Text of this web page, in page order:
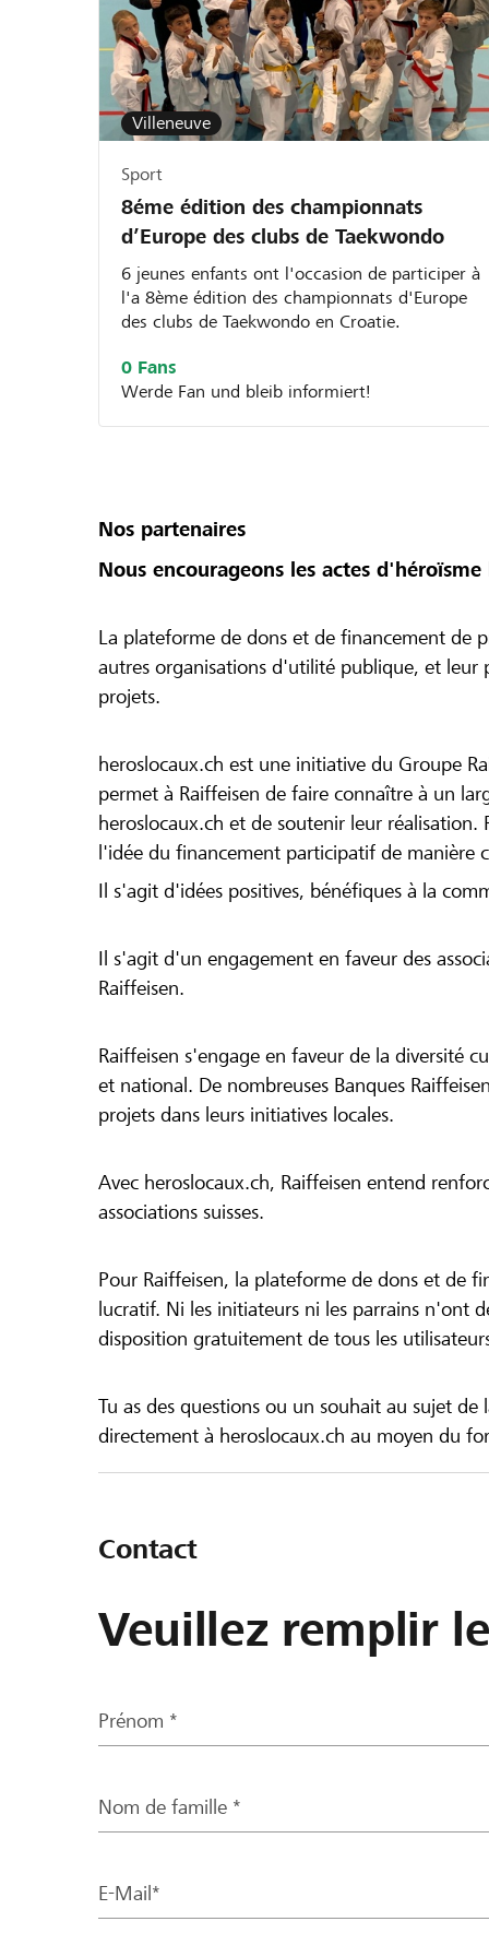
Villeneuve
Sport
8éme édition des championnats
d’Europe des clubs de Taekwondo
6 jeunes enfants ont l'occasion de participer à
l'a 8ème édition des championnats d'Europe
des clubs de Taekwondo en Croatie.
0 Fans
Werde Fan und bleib informiert!
Nos partenaires
Nous encourageons les actes d'héroïsme
La plateforme de dons et de financement de
autres organisations d'utilité publique, et leur
projets.
heroslocaux.ch est une initiative du Groupe
permet à Raiffeisen de faire connaître à un
heroslocaux.ch et de soutenir leur
l'idée du financement participatif de manière
Il s'agit d'idées positives, bénéfiques à la
Il s'agit d'un engagement en faveur des
Raiffeisen.
Raiffeisen s'engage en faveur de la diversité
et national. De nombreuses Banques
projets dans leurs initiatives locales.
Avec heroslocaux.ch, Raiffeisen entend
associations suisses.
Pour Raiffeisen, la plateforme de dons et de
lucratif. Ni les initiateurs ni les parrains n'ont
disposition gratuitement de tous les
Tu as des questions ou un souhait au sujet
directement à heroslocaux.ch au moyen du
Contact
Veuillez remplir
Prénom *
Nom de famille *
E-Mail*